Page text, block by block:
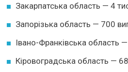
Закарпатська область — 4
Запорізька область — 700
Івано-Франківська область
Кіровоградська область —